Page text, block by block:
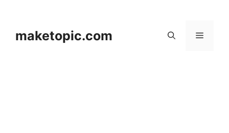
maketopic.com 메